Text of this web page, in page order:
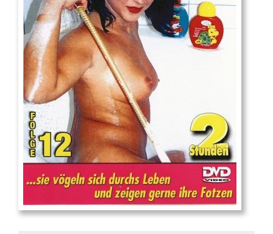
Teeny Fotzen Folge 12